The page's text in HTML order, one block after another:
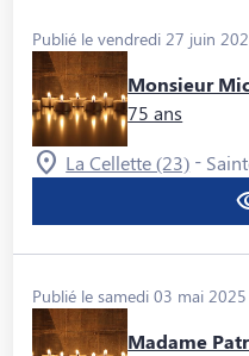
Publié le vendredi 27 juin
Monsieur
75 ans
La Cellette (23) -
Publié le samedi 03 mai 2025
Madame